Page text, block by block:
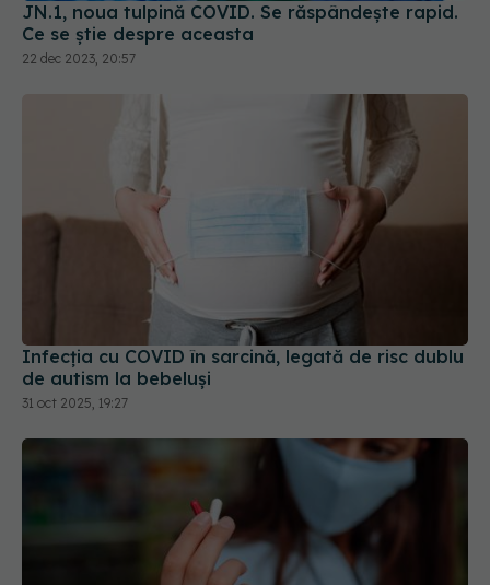
JN.1, noua tulpină COVID. Se răspândește rapid.
Ce se știe despre aceasta
22 dec 2023, 20:57
Infecția cu COVID în sarcină, legată de risc dublu
de autism la bebeluși
31 oct 2025, 19:27